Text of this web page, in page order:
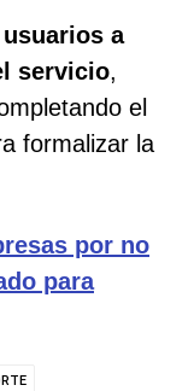
a
servicio,
el
formalizar la
por no
para